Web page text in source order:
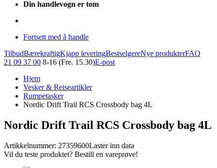
Din handlevogn er tom
Fortsett med å handle
TilbudBærekraftigKjapp leveringBestselgereNye produkterFAQ
21 09 37 00 8-16 (Fre. 15.30)E-post
Hjem
Vesker & Reiseartikler
Rumpetasker
Nordic Drift Trail RCS Crossbody bag 4L
Nordic Drift Trail RCS Crossbody bag 4L
Artikkelnummer: 27359600Laster inn data
Vil du teste produktet? Bestill en vareprøve!